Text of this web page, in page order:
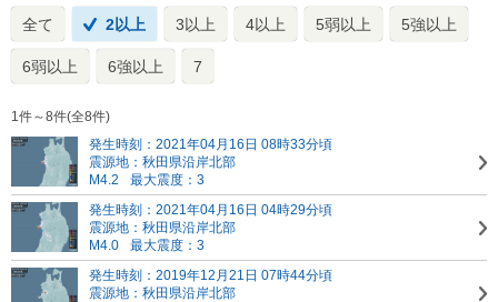
全て 2以上 3以上 4以上 5弱以上 5強以上
6弱以上 6強以上 7
1件～8件(全8件)
発生時刻：2021年04月16日 08時33分頃
震源地：秋田県沿岸北部
M4.2
最大震度：3
発生時刻：2021年04月16日 04時29分頃
震源地：秋田県沿岸北部
M4.0
最大震度：3
発生時刻：2019年12月21日 07時44分頃
震源地：秋田県沿岸北部